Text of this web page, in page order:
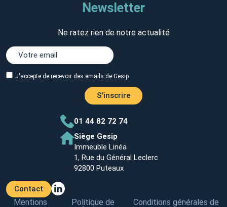
Newsletter
Ne ratez rien de notre actualité
J'accepte de recevoir des emails de Gesip
S'inscrire
01 44 82 72 74
Siège Gesip
Immeuble Linéa
1, Rue du Général Leclerc
92800 Puteaux
Contact
Mentions
Politique de
Conditions générales de